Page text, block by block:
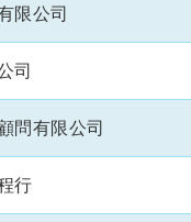
限公司
司
問有限公司
行